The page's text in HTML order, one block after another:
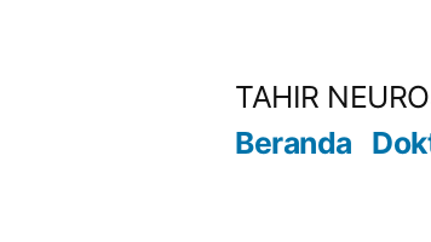
TAHIR
Beranda